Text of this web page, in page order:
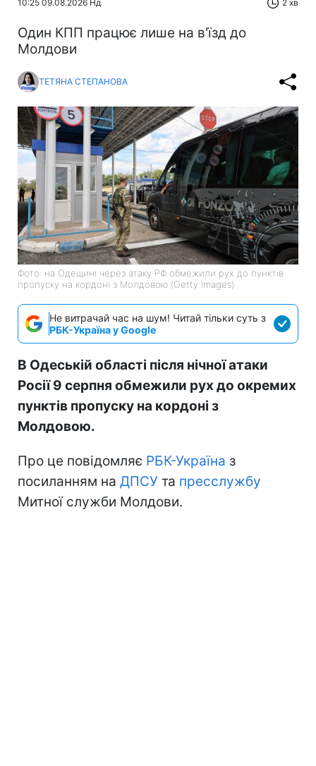
10:25 09.08.2026 Нд 2 хв
Один КПП працює лише на в'їзд до
Молдови
ТЕТЯНА СТЕПАНОВА
Фото: на Одещині через атаку РФ обмежили рух до пунктів
пропуску на кордоні з Молдовою (Getty Images)
Не витрачай час на шум! Читай тільки суть з
РБК-Україна у Google
В Одеській області після нічної атаки
Росії 9 серпня обмежили рух до окремих
пунктів пропуску на кордоні з
Молдовою.
Про це повідомляє РБК-Україна з
посиланням на ДПСУ та пресслужбу
Митної служби Молдови.